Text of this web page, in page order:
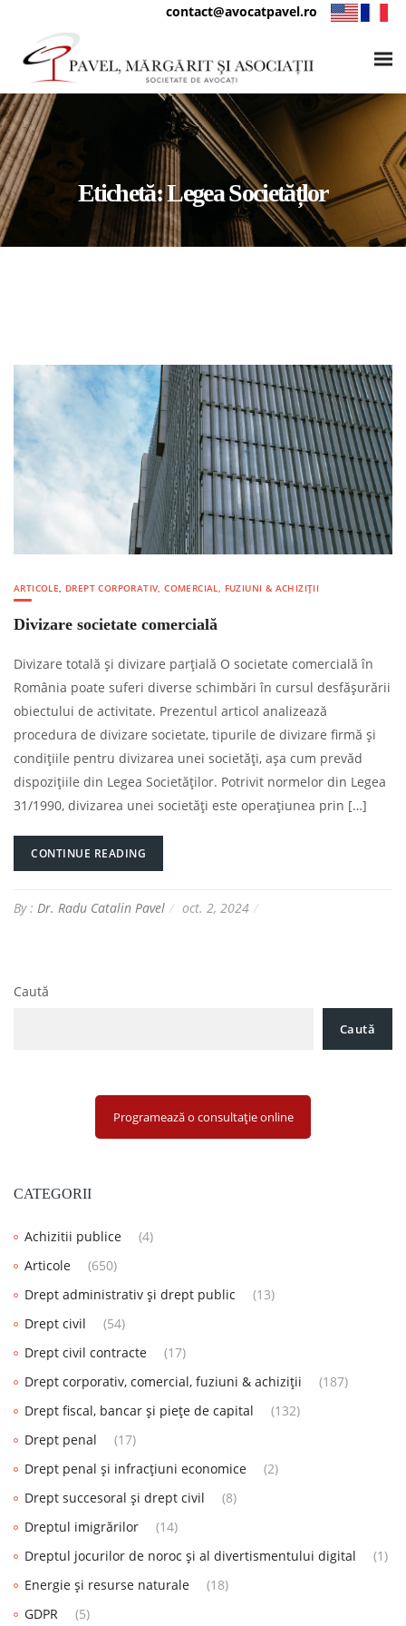
contact@avocatpavel.ro
Etichetă:Legea Societățlor
ARTICOLE, DREPT CORPORATIV, COMERCIAL, FUZIUNI & ACHIZIȚII
Divizare societate comercială
Divizare totală și divizare parțială O societate comercială în
România poate suferi diverse schimbări în cursul desfășurării
obiectului de activitate. Prezentul articol analizează
procedura de divizare societate, tipurile de divizare firmă și
condițiile pentru divizarea unei societăți, așa cum prevăd
dispozițiile din Legea Societăților. Potrivit normelor din Legea
31/1990, divizarea unei societăți este operațiunea prin […]
CONTINUE READING
By : Dr. Radu Catalin Pavel oct. 2, 2024
Caută
Caută
Programează o consultație online
CATEGORII
Achizitii publice
(4)
Articole
(650)
Drept administrativ și drept public
(13)
Drept civil
(54)
Drept civil contracte
(17)
Drept corporativ, comercial, fuziuni & achiziții
(187)
Drept fiscal, bancar și piețe de capital
(132)
Drept penal
(17)
Drept penal și infracțiuni economice
(2)
Drept succesoral și drept civil
(8)
Dreptul imigrărilor
(14)
Dreptul jocurilor de noroc și al divertismentului digital
(1)
Energie și resurse naturale
(18)
GDPR
(5)